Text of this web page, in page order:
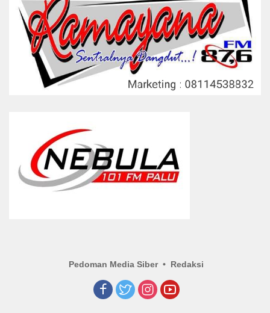
Pedoman Media Siber Redaksi